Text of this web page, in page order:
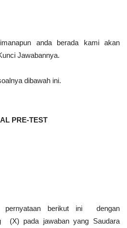
anda berada kami akan
Jawabannya.
dibawah ini.
PRE-TEST
pernyataan berikut ini dengan
(X) pada jawaban yang Saudara